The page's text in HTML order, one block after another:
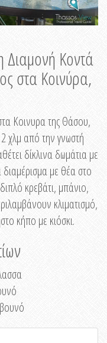
Κοντά
στα Κοινύρα,
Κοινυρα της Θάσου,
χλμ από την γνωστή
δίκλινα δωμάτια με
με θέα στο
κρεβάτι, μπάνιο,
κλιματισμό,
κήπο με κιόσκι.